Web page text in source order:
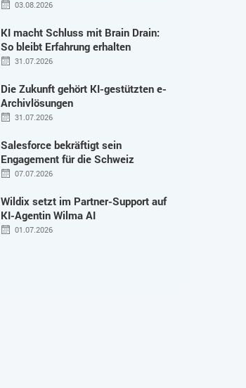
03.08.2026
KI macht Schluss mit Brain Drain:
So bleibt Erfahrung erhalten
31.07.2026
Die Zukunft gehört KI-gestützten e-
Archivlösungen
31.07.2026
Salesforce bekräftigt sein
Engagement für die Schweiz
07.07.2026
Wildix setzt im Partner-Support auf
KI-Agentin Wilma AI
01.07.2026